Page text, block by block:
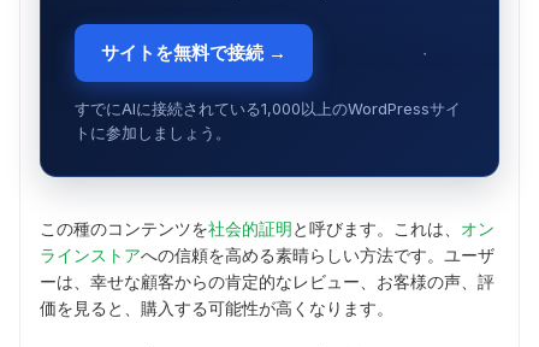
サイトを無料で接続 →
すでにAIに接続されている1,000以上のWordPressサイ
トに参加しましょう。
この種のコンテンツを社会的証明と呼びます。これは、 オン
ラインストアへの信頼を高める素晴らしい方法です。ユーザ
ーは、幸せな顧客からの肯定的なレビュー、お客様の声、評
価を見ると、購入する可能性が高くなります。